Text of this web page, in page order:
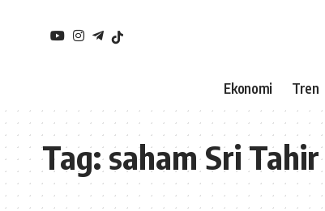
Ekonomi Tren
Tag:saham Sri Tahir